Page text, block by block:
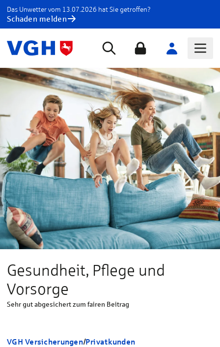
Das Unwetter vom 13.07.2026 hat Sie getroffen?
Schaden melden
Gesundheit, Pflege und
Vorsorge
Sehr gut abgesichert zum fairen Beitrag
VGH Versicherungen/Privatkunden